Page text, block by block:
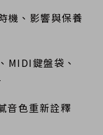
機、影響與保養
MIDI鍵盤袋、
音色重新詮釋